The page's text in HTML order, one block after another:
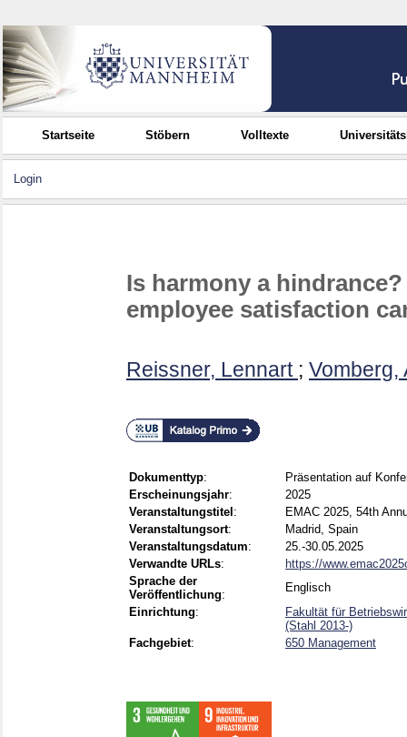
Startseite Stöbern Volltexte
Login
Is harmony a
employee satisfaction
Reissner, Lennart ; Vomberg,
Dokumenttyp:
Präsentation auf
Erscheinungsjahr:
2025
Veranstaltungstitel :
EMAC 2025, 54th
Veranstaltungsort:
Madrid, Spain
Veranstaltungsdatum:
25.-30.05.2025
Verwandte URLs:
https://
Sprache der
Veröffentlichung:
Englisch
Einrichtung:
Fakultät für
(Stahl 2013-)
Fachgebiet: 650 Management